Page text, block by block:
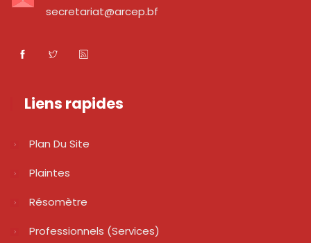
secretariat@arcep.bf
Liens rapides
Plan Du Site
Plaintes
Résomètre
Professionnels (services)